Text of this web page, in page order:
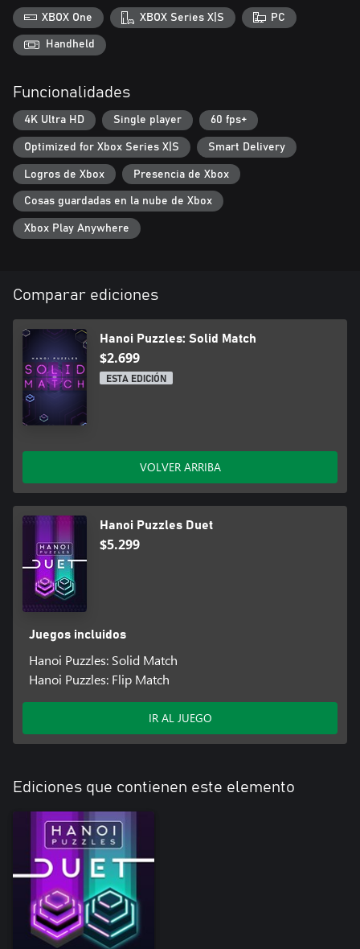
XBOX One XBOX Series X|S PC
Handheld
Funcionalidades
4K Ultra HD Single player 60 fps+
Optimized for Xbox Series X|S Smart Delivery
Logros de Xbox Presencia de Xbox
Cosas guardadas en la nube de Xbox
Xbox Play Anywhere
Comparar ediciones
Hanoi Puzzles: Solid Match
$2.699
ESTA EDICIÓN
VOLVER ARRIBA
Hanoi Puzzles Duet
$5.299
Juegos incluidos
Hanoi Puzzles: Solid Match
Hanoi Puzzles: Flip Match
IR AL JUEGO
Ediciones que contienen este elemento